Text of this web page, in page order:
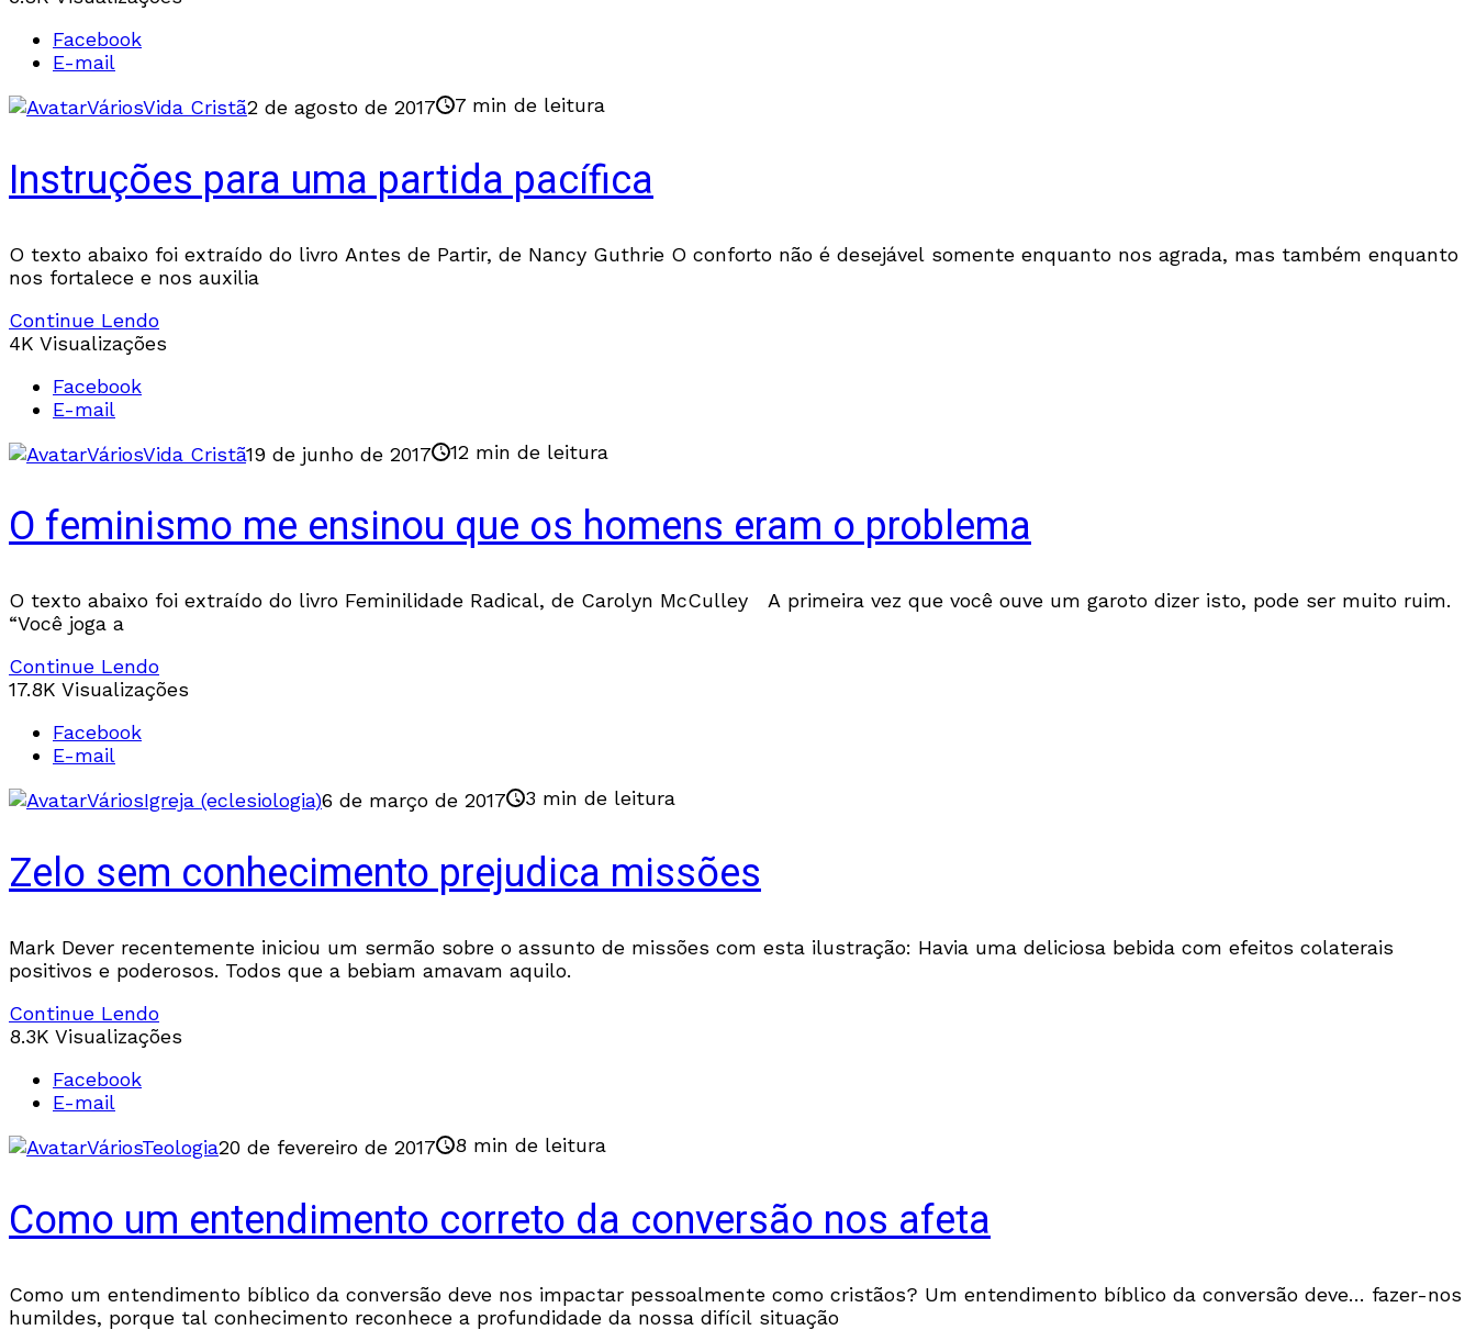
Facebook
E-mail
VáriosVida Cristã2 de agosto de 2017 7 min de leitura
Instruções para uma partida pacífica
O texto abaixo foi extraído do livro Antes de Partir, de Nancy Guthrie O conforto não é desejável somente enquanto nos agrada, mas também enquanto
nos fortalece e nos auxilia
Continue Lendo
4K Visualizações
Facebook
E-mail
VáriosVida Cristã19 de junho de 2017 12 min de leitura
O feminismo me ensinou que os homens eram o problema
O texto abaixo foi extraído do livro Feminilidade Radical, de Carolyn McCulley A primeira vez que você ouve um garoto dizer isto, pode ser muito ruim.
“Você joga a
Continue Lendo
17.8K Visualizações
Facebook
E-mail
VáriosIgreja (eclesiologia)6 de março de 2017 3 min de leitura
Zelo sem conhecimento prejudica missões
Mark Dever recentemente iniciou um sermão sobre o assunto de missões com esta ilustração: Havia uma deliciosa bebida com efeitos colaterais
positivos e poderosos. Todos que a bebiam amavam aquilo.
Continue Lendo
8.3K Visualizações
Facebook
E-mail
VáriosTeologia20 de fevereiro de 2017 8 min de leitura
Como um entendimento correto da conversão nos afeta
Como um entendimento bíblico da conversão deve nos impactar pessoalmente como cristãos? Um entendimento bíblico da conversão deve… fazer-nos
humildes, porque tal conhecimento reconhece a profundidade da nossa difícil situação